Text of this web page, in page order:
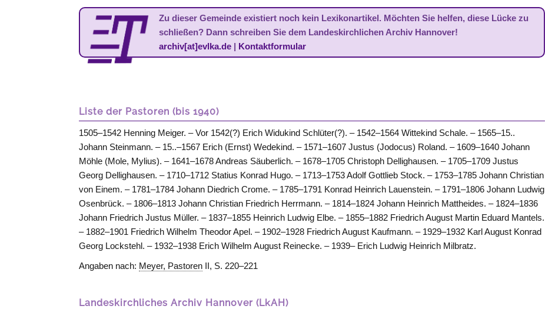
Zu dieser Gemeinde existiert noch kein Lexikonartikel. Möchten Sie helfen, diese Lücke zu
schließen? Dann schreiben Sie dem Landeskirchlichen Archiv Hannover!
archiv[at]evlka.de | Kontaktformular
Liste der Pastoren (bis 1940)
1505–1542 Henning Meiger. – Vor 1542(?) Erich Widukind Schlüter(?). – 1542–1564 Wittekind Schale. – 1565–15..
Johann Steinmann. – 15..–1567 Erich (Ernst) Wedekind. – 1571–1607 Justus (Jodocus) Roland. – 1609–1640 Johann
Möhle (Mole, Mylius). – 1641–1678 Andreas Säuberlich. – 1678–1705 Christoph Dellighausen. – 1705–1709 Justus
Georg Dellighausen. – 1710–1712 Statius Konrad Hugo. – 1713–1753 Adolf Gottlieb Stock. – 1753–1785 Johann Christian
von Einem. – 1781–1784 Johann Diedrich Crome. – 1785–1791 Konrad Heinrich Lauenstein. – 1791–1806 Johann Ludwig
Osenbrück. – 1806–1813 Johann Christian Friedrich Herrmann. – 1814–1824 Johann Heinrich Mattheides. – 1824–1836
Johann Friedrich Justus Müller. – 1837–1855 Heinrich Ludwig Elbe. – 1855–1882 Friedrich August Martin Eduard Mantels.
– 1882–1901 Friedrich Wilhelm Theodor Apel. – 1902–1928 Friedrich August Kaufmann. – 1929–1932 Karl August Konrad
Georg Lockstehl. – 1932–1938 Erich Wilhelm August Reinecke. – 1939– Erich Ludwig Heinrich Milbratz.
Angaben nach: Meyer, Pastoren II, S. 220–221
Landeskirchliches Archiv Hannover (LkAH)